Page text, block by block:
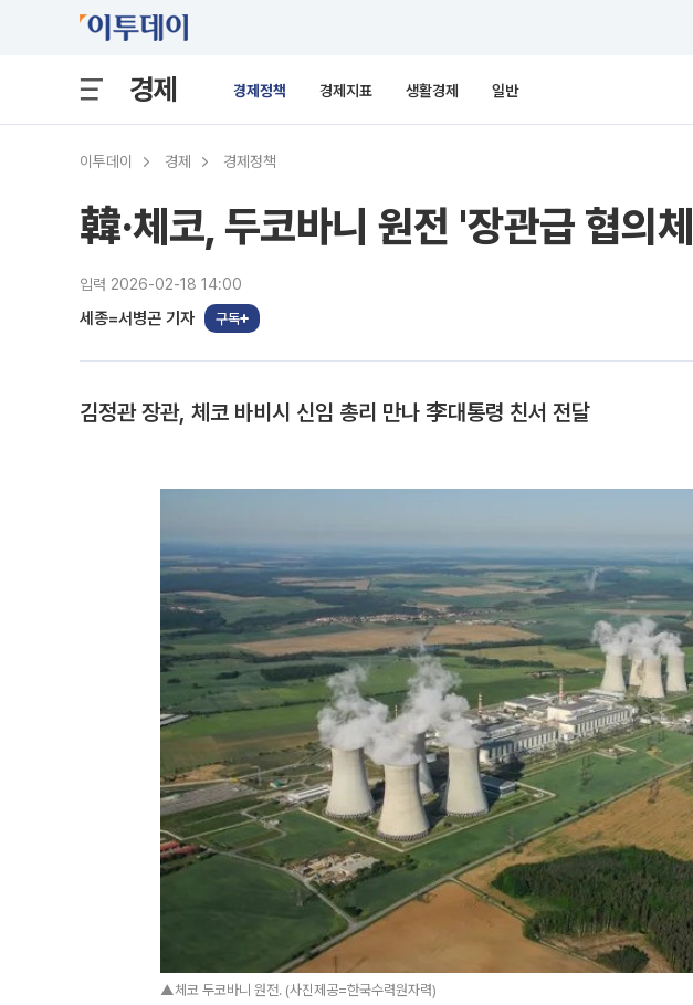
경제 경제정책 경제지표 생활경제 일반
이투데이 경제 경제정책
韓·체코, 두코바니 원전 '장관급 협의
입력 2026-02-18 14:00
세종=서병곤 기자 구독
김정관 장관, 체코 바비시 신임 총리 만나 李대통령 친서 전달
▲체코 두코바니 원전. (사진제공=한국수력원자력)